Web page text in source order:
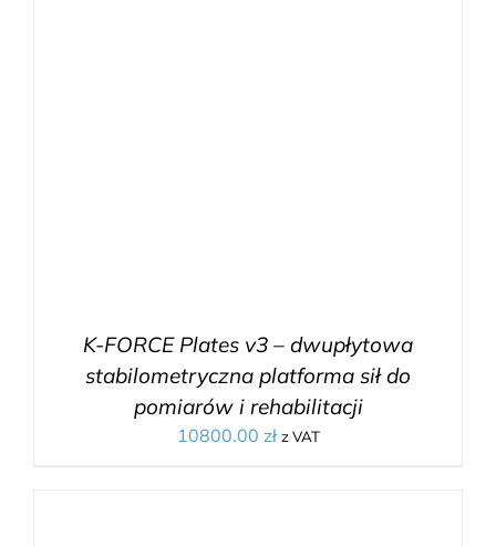
K-FORCE Plates v3 – dwupłytowa
stabilometryczna platforma sił do
pomiarów i rehabilitacji
10800.00 zł z VAT